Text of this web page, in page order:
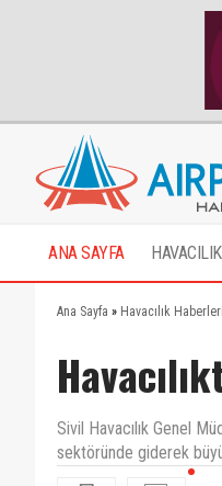
ANA SAYFA
Ana Sayfa » Havacılık Haberleri
Sivil Havacılık Genel
sektöründe giderek